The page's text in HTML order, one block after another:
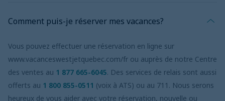
Comment puis-je réserver mes vacances?
Vous pouvez effectuer une réservation en ligne sur
www.vacanceswestjetquebec.com/fr ou auprès de notre Centre
des ventes au 1 877 665-6045. Des services de relais sont aussi
offerts au 1 800 855-0511 (voix à ATS) ou au 711. Nous serons
heureux de vous aider avec votre réservation, nouvelle ou